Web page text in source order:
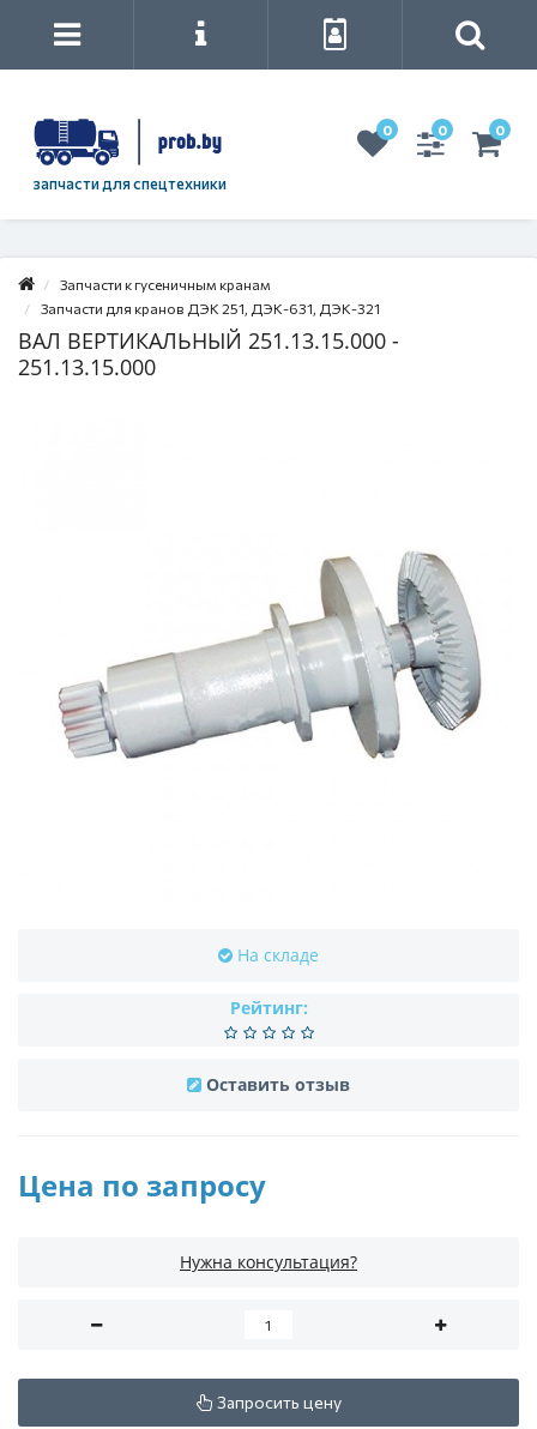
запчасти для спецтехники
0 0 0
Запчасти к гусеничным кранам
Запчасти для кранов ДЭК 251, ДЭК-631, ДЭК-321
ВАЛ ВЕРТИКАЛЬНЫЙ 251.13.15.000 -
251.13.15.000
На складе
Рейтинг:
Оставить отзыв
Цена по запросу
Нужна консультация?
Запросить цену